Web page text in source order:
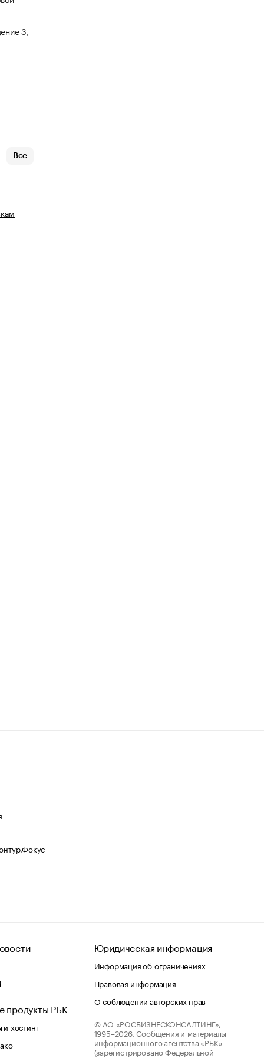
3,
Все
продукты РБК
хостинг
Юридическая информация
Информация об ограничениях
Правовая информация
О соблюдении авторских прав
© АО «РОСБИЗНЕСКОНСАЛТИНГ»,
1995–2026. Сообщения и материалы
информационного агентства «РБК»
(зарегистрировано Федеральной